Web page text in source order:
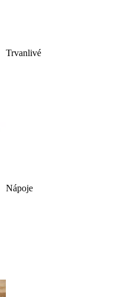
Trvanlivé
Nápoje